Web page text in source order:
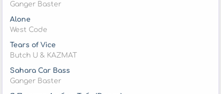
Ganger Baster
Alone
West Code
Tears of Vice
Butch U & KAZMAT
Sahara Car Bass
Ganger Baster